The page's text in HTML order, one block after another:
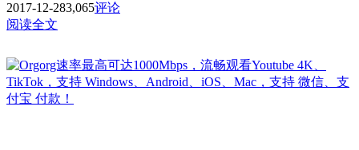
2017-12-283,065评论
阅读全文